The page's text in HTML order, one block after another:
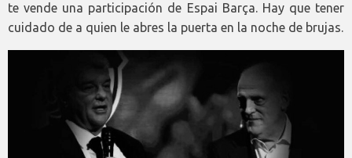
te vende una participación de Espai Barça. Hay que tener
cuidado de a quien le abres la puerta en la noche de brujas.